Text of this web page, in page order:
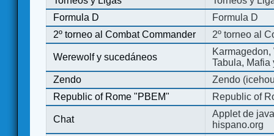
Formula D
Formula D
2º torneo al Combat Commander
2º torneo al
Werewolf y sucedáneos
Tabula, Mafia
Zendo
Zendo
Republic of Rome "PBEM"
Republic of
Chat
Applet de
hispano.org